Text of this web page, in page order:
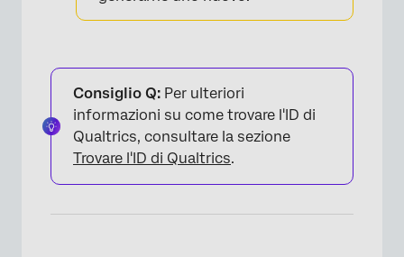
×
Consiglio Q: Per ulteriori
informazioni su come trovare l'ID di
Qualtrics, consultare la sezione
Trovare l'ID di Qualtrics.